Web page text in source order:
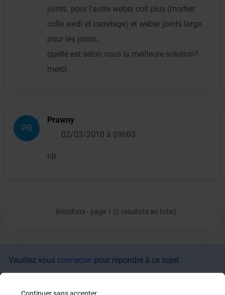
joints. pour l'autre weber coll plus (mortier
colle wedi et carrelage) et weber joints large
pour les joints.
quelle est selon vous la meilleure solution?
merci.
PR
Prawny
02/03/2010 à 09h03
up
Résultats - page 1 (2 résultats au total)
Veuillez vous connecter pour répondre à ce sujet
Sujets
Continuer sans accepter